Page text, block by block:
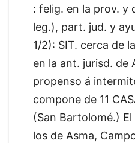
: felig. en la prov. y
leg.), part. jud. y
1/2): SIT. cerca de
en la ant. jurisd. de
propenso á
compone de 11
(San Bartolomé.)
los de Asma,